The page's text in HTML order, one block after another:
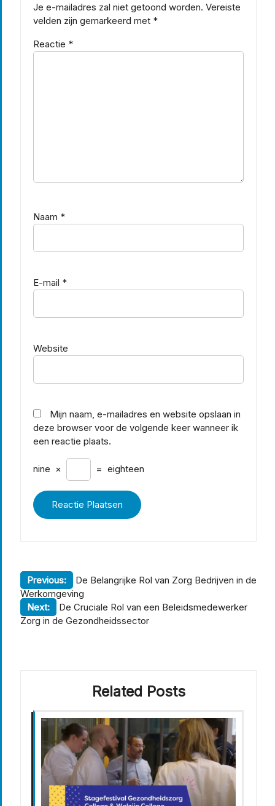
Je e-mailadres zal niet getoond worden. Vereiste
velden zijn gemarkeerd met *
Reactie *
Naam *
E-mail *
Website
Mijn naam, e-mailadres en website opslaan in
deze browser voor de volgende keer wanneer ik
een reactie plaats.
nine × = eighteen
Berichtnavigatie
Previous:
De Belangrijke Rol van Zorg Bedrijven in de
Werkomgeving
Next:
De Cruciale Rol van een Beleidsmedewerker
Zorg in de Gezondheidssector
Related Posts